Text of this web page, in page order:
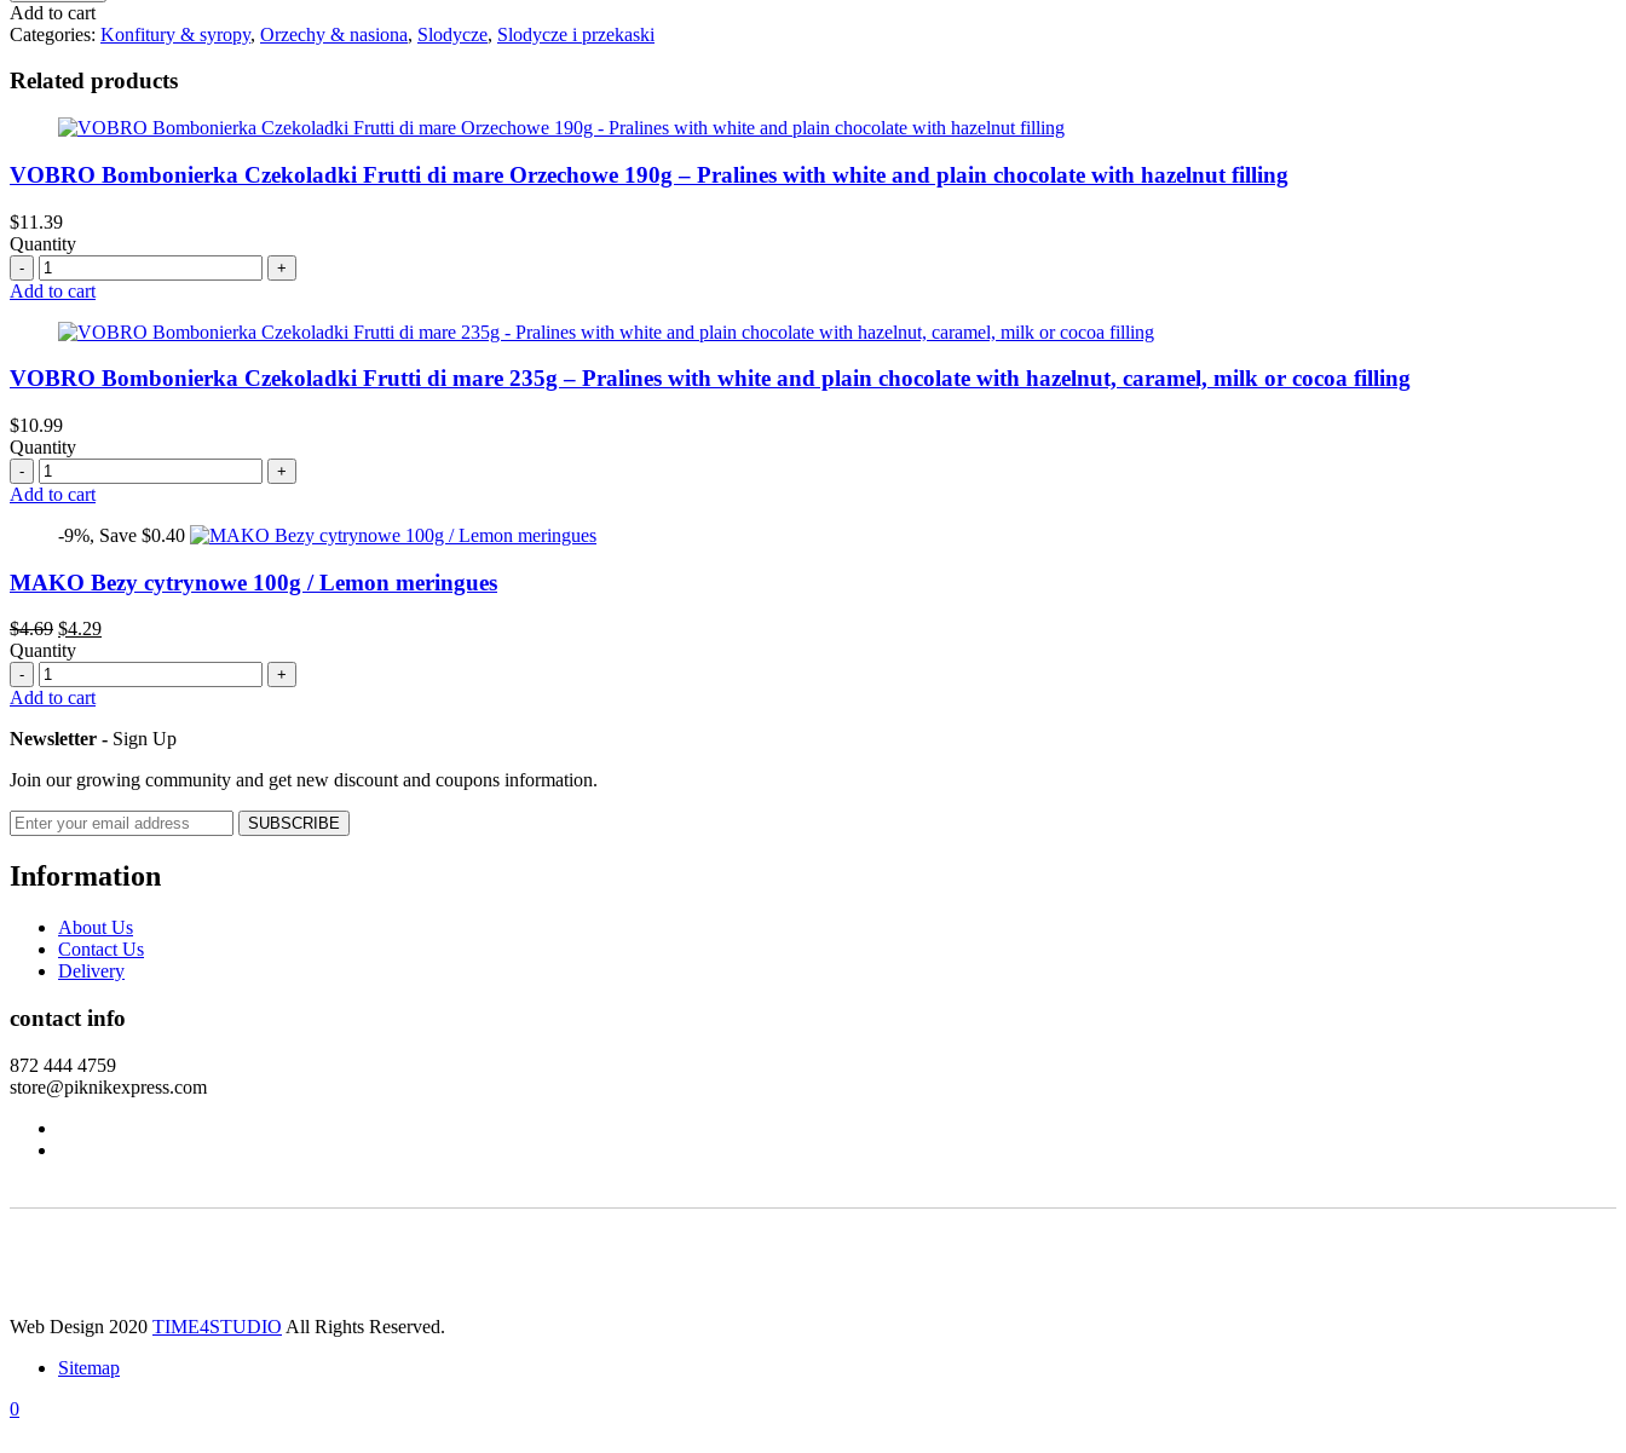
Add to cart
Categories: Konfitury & syropy, Orzechy & nasiona, Slodycze, Slodycze i przekaski
Related products
VOBRO Bombonierka Czekoladki Frutti di mare Orzechowe 190g – Pralines with white and plain chocolate with hazelnut filling
$11.39
Quantity
Quantity
Add to cart
VOBRO Bombonierka Czekoladki Frutti di mare 235g – Pralines with white and plain chocolate with hazelnut, caramel, milk or cocoa filling
$10.99
Quantity
Quantity
Add to cart
-9%, Save $0.40
MAKO Bezy cytrynowe 100g / Lemon meringues
$4.69 Original
price
$4.69.
$4.29Current
$4.29.
Quantity
Quantity
Add to cart
Newsletter - Sign Up
Join our growing community and get new discount and coupons information.
Information
About Us
Contact Us
Delivery
contact info
872 444 4759
store@piknikexpress.com
Web Design 2020 TIME4STUDIO All Rights Reserved.
Sitemap
0